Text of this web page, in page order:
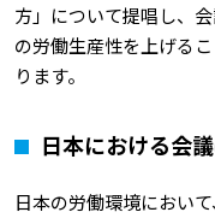
方」について提唱し、
の労働生産性を上げる
ります。
日本における会
日本の労働環境におい